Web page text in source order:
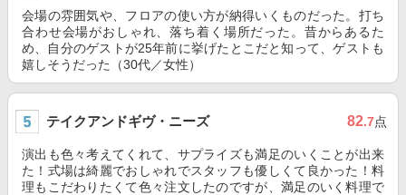
会場の雰囲気や、フロアの使い方が納得いくものだった。打ち
合わせ会場がおしゃれ、落ち着く場所だった。昔からあるた
め、自分のゲストが25年前に挙げたとこだと知って、ゲストも
嬉しそうだった（30代／女性）
テイクアンドギヴ・ニーズ 82.7点
演出も色々考えてくれて、サプライズも満足のいくことが出来
た！式場は綺麗でおしゃれでスタッフも優しくて良かった！料
理もこだわりたくて色々注文したのですが、満足のいく料理で